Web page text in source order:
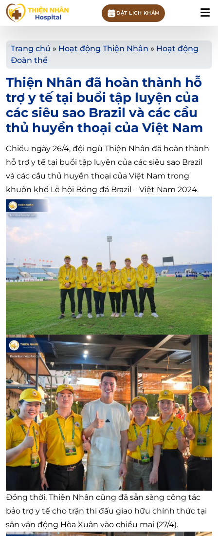
ĐẶT LỊCH KHÁM
Trang chủ » Hoạt động Thiện Nhân » Hoạt động
Đoàn thể
Thiện Nhân đã hoàn thành hỗ
trợ y tế tại buổi tập luyện của
các siêu sao Brazil và các cầu
thủ huyền thoại của Việt Nam
Chiều ngày 26/4, đội ngũ Thiện Nhân đã hoàn thành
hỗ trợ y tế tại buổi tập luyện của các siêu sao Brazil
và các cầu thủ huyền thoại của Việt Nam trong
khuôn khổ Lễ hội Bóng đá Brazil – Việt Nam 2024.
Đồng thời, Thiện Nhân cũng đã sẵn sàng công tác
bảo trợ y tế cho trận thi đấu giao hữu chính thức tại
sân vận động Hòa Xuân vào chiều mai (27/4).